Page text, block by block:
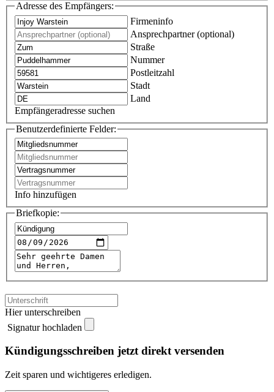
Adresse des Empfängers:
Firmeninfo
Ansprechpartner (optional)
Straße
Nummer
Postleitzahl
Stadt
Land
Empfängeradresse suchen
Benutzerdefinierte Felder:
Info hinzufügen
Briefkopie:
Hier unterschreiben
Signatur hochladen
Kündigungsschreiben jetzt direkt versenden
Zeit sparen und wichtigeres erledigen.